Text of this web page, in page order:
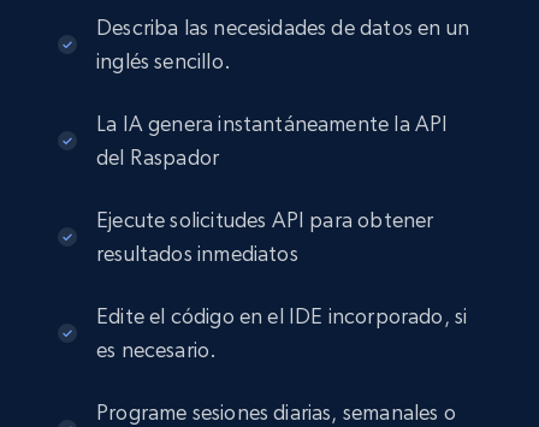
Describa las necesidades de datos en un
inglés sencillo.
La IA genera instantáneamente la API
del Raspador
Ejecute solicitudes API para obtener
resultados inmediatos
Edite el código en el IDE incorporado, si
es necesario.
Programe sesiones diarias, semanales o